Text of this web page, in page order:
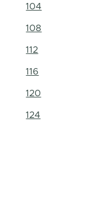
104
108
112
116
120
124